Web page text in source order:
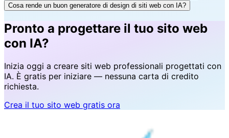
Cosa rende un buon generatore di design di siti web con IA?
Pronto a progettare il tuo sito web
con IA?
Inizia oggi a creare siti web professionali progettati con
IA. È gratis per iniziare — nessuna carta di credito
richiesta.
Crea il tuo sito web gratis ora